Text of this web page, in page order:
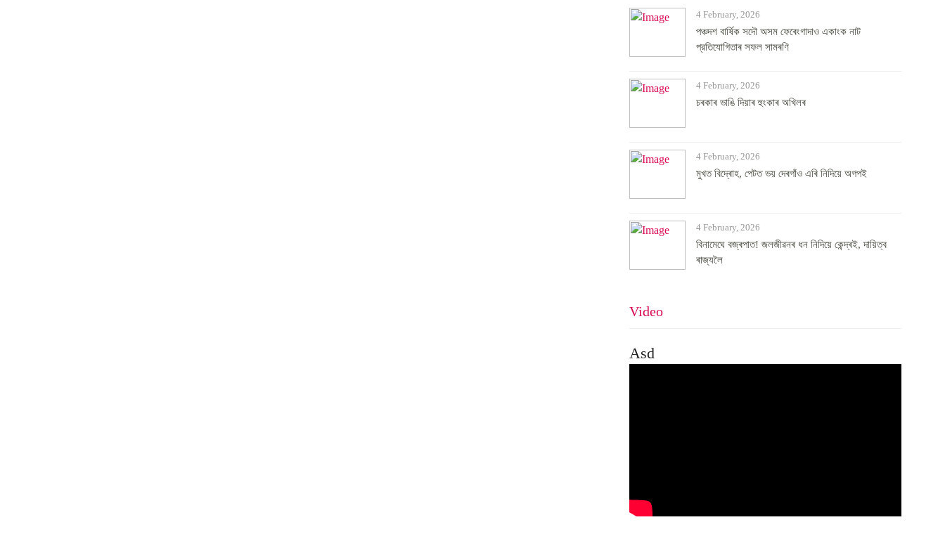
4 February, 2026
পঞ্চদশ বার্ষিক সদৌ অসম ফেৰেংগাদাও একাংক নাট
প্রতিযোগিতাৰ সফল সামৰণি
4 February, 2026
চৰকাৰ ভাঙি দিয়াৰ হুংকাৰ অখিলৰ
4 February, 2026
মুখত বিদ্ৰোহ, পেটত ভয় দেৰগাঁও এৰি নিদিয়ে অগপই
4 February, 2026
বিনামেঘে বজ্ৰপাত! জলজীৱনৰ ধন নিদিয়ে কেন্দ্ৰই, দায়িত্ব
ৰাজ্যলৈ
Video
Asd